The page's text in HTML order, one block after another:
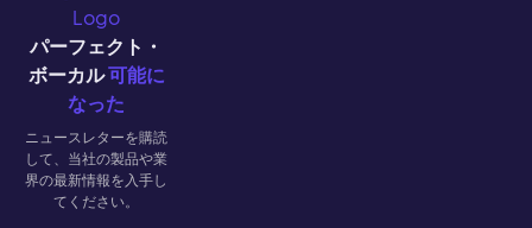
パーフェクト・
ボーカル可能に
なった
ニュースレターを購読
して、当社の製品や業
界の最新情報を入手し
てください。